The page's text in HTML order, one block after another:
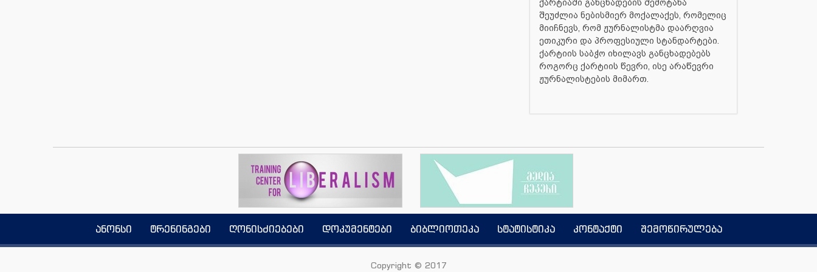
ქარტიაში განცხადების შემოტანა
შეუძლია ნებისმიერ მოქალაქეს, რომელიც
მიიჩნევს, რომ ჟურნალისტმა დაარღვია
ეთიკური და პროფესიული სტანდარტები.
ქარტიის საბჭო იხილავს განცხადებებს
როგორც ქარტიის წევრი, ისე არაწევრი
ჟურნალისტების მიმართ.
ანონსი ტრენინგები ღონისძიებები დოკუმენტები ბიბლიოთეკა სტატისტიკა კონტაქტი შემოწირულება
Copyright © 2017